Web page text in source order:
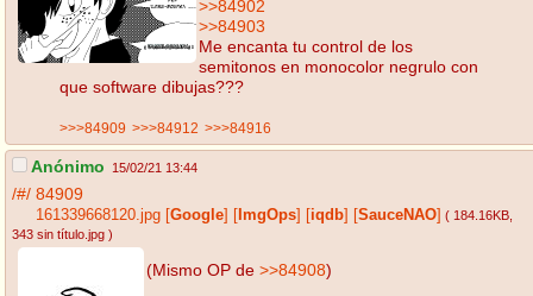
>>84902
>>84903
Me encanta tu control de los
semitonos en monocolor negrulo con
que software dibujas???
>>>84909 >>>84912 >>>84916
Anónimo 15/02/21 13:44
/#/ 84909
161339668120.jpg Google ImgOps iqdb SauceNAO ( 184.16KB
343 sin título.jpg )
(Mismo OP de >>84908)